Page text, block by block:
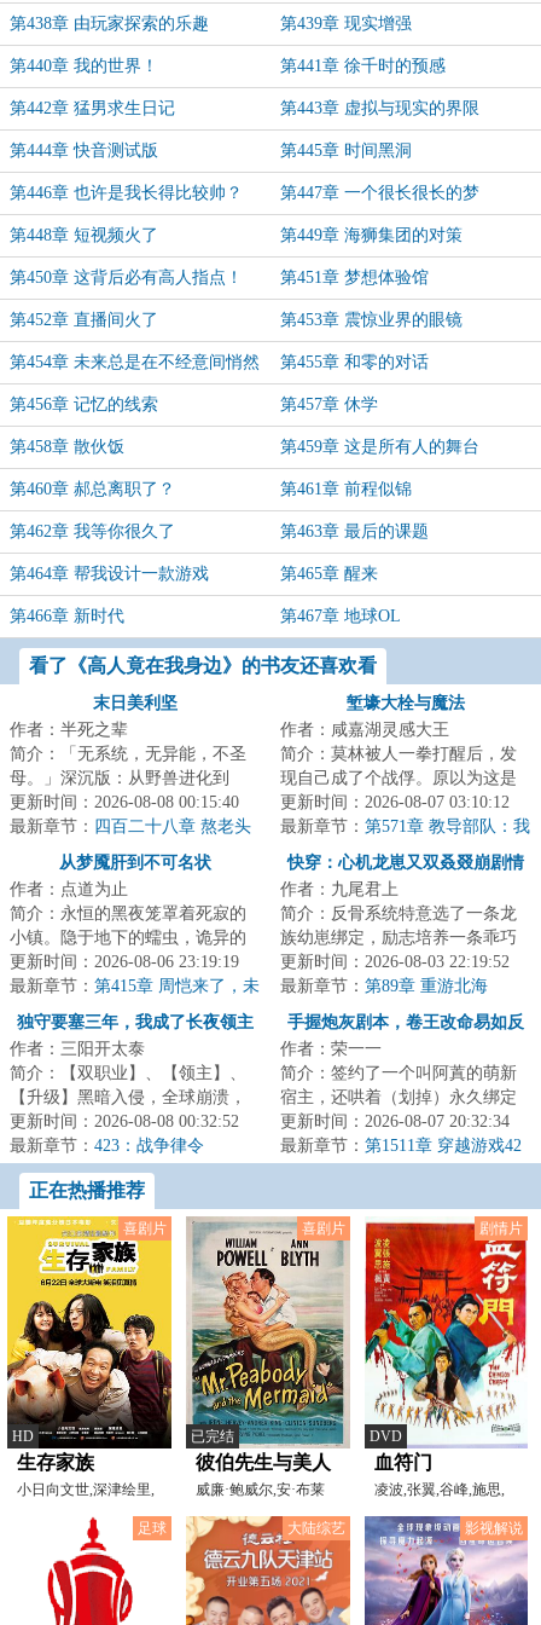
第438章 由玩家探索的乐趣 第439章 现实增强
第440章 我的世界！ 第441章 徐千时的预感
第442章 猛男求生日记 第443章 虚拟与现实的界限
第444章 快音测试版 第445章 时间黑洞
第446章 也许是我长得比较帅？ 第447章 一个很长很长的梦
第448章 短视频火了 第449章 海狮集团的对策
第450章 这背后必有高人指点！ 第451章 梦想体验馆
第452章 直播间火了 第453章 震惊业界的眼镜
第454章 未来总是在不经意间悄然
而至
第455章 和零的对话
第456章 记忆的线索 第457章 休学
第458章 散伙饭 第459章 这是所有人的舞台
第460章 郝总离职了？ 第461章 前程似锦
第462章 我等你很久了 第463章 最后的课题
第464章 帮我设计一款游戏 第465章 醒来
第466章 新时代 第467章 地球OL
看了《高人竟在我身边》的书友还喜欢看
末日美利坚
作者：半死之辈
简介：「无系统，无异能，不圣
母。」深沉版：从野兽进化到
人，至少需要数万年时间。而从
人类退化成野兽，...
更新时间：2026-08-08 00:15:40
最新章节： 四百二十八章 熬老头
堑壕大栓与魔法
作者：咸嘉湖灵感大王
简介：莫林被人一拳打醒后，发
现自己成了个战俘。原以为这是
个类似一战爆发前夜的世界，却
发现实际情况比...
更新时间：2026-08-07 03:10:12
最新章节： 第571章 教导部队：我
已启动！
从梦魇肝到不可名状
作者：点道为止
简介：永恒的黑夜笼罩着死寂的
小镇。隐于地下的蠕虫，诡异的
寄生胎，促使生物畸变的未知病
毒。神像蒙尘，...
更新时间：2026-08-06 23:19:19
最新章节： 第415章 周恺来了，未
来就有了
快穿：心机龙崽又双叒叕崩剧情
作者：九尾君上
简介：反骨系统特意选了一条龙
族幼崽绑定，励志培养一条乖巧
听话的小棉袄，为祂疯，为祂
狂，为祂哐哐撞大...
更新时间：2026-08-03 22:19:52
最新章节： 第89章 重游北海
独守要塞三年，我成了长夜领主
作者：三阳开太泰
简介：【双职业】、【领主】、
【升级】黑暗入侵，全球崩溃，
暗幕席卷光明，魔物吞噬人类。
林修作为一个外...
更新时间：2026-08-08 00:32:52
最新章节： 423：战争律令
手握炮灰剧本，卷王改命易如反
作者：荣一一
简介：签约了一个叫阿蒖的萌新
宿主，还哄着（划掉）永久绑定
了，很快发现表面乖巧老实的新
宿主有两副面孔...
更新时间：2026-08-07 20:32:34
最新章节： 第1511章 穿越游戏42
正在热播推荐
喜剧片
HD
生存家族
小日向文世,深津绘里,
泉泽祐希,葵若菜,时任
喜剧片
已完结
彼伯先生与美人
鱼
威廉·鲍威尔,安·布莱
思,艾琳,赫维,安德丽
剧情片
DVD
血符门
凌波,张翼,谷峰,施思,
王侠
足球
大陆综艺 影视解说